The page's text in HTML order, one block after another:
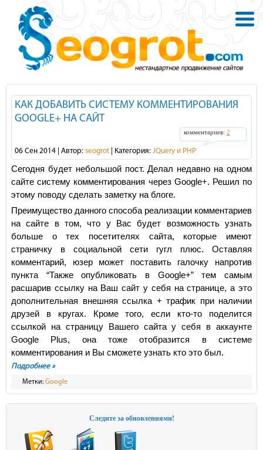
КАК ДОБАВИТЬ СИСТЕМУ КОММЕНТИРОВАНИЯ
GOOGLE+ НА САЙТ
комментариев: 2
06 Сен 2014 | Автор: seogrot | Категория: JQuery и PHP
Сегодня будет небольшой пост. Делал недавно на одном
сайте систему комментирования через Google+. Решил по
этому поводу сделать заметку на блоге.
Преимущество данного способа реализации комментариев
на сайте в том, что у Вас будет возможность узнать
больше о тех посетителях сайта, которые имеют
страничку в социальной сети гугл плюс. Оставляя
комментарий, юзер может поставить галочку напротив
пункта “Также опубликовать в Google+” тем самым
расшарив ссылку на Ваш сайт у себя на странице, а это
дополнительная внешняя ссылка + трафик при наличии
друзей в кругах. Кроме того, если кто-то поделится
ссылкой на страницу Вашего сайта у себя в аккаунте
Google Plus, она тоже отобразится в системе
комментирования и Вы сможете узнать кто это был.
Подробнее »
Метки: Google
Следите за обновлениями!